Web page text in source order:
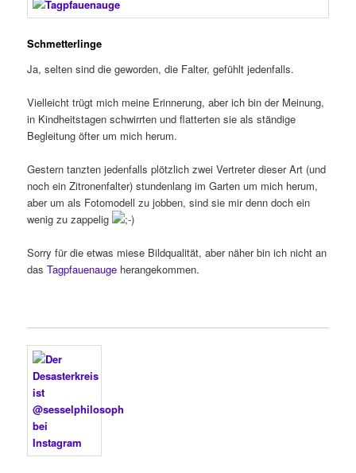
Schmetterlinge
Ja, selten sind die geworden, die Falter, gefühlt jedenfalls.
Vielleicht trügt mich meine Erinnerung, aber ich bin der Meinung,
in Kindheitstagen schwirrten und flatterten sie als ständige
Begleitung öfter um mich herum.
Gestern tanzten jedenfalls plötzlich zwei Vertreter dieser Art (und
noch ein Zitronenfalter) stundenlang im Garten um mich herum,
aber um als Fotomodell zu jobben, sind sie mir denn doch ein
wenig zu zappelig
Sorry für die etwas miese Bildqualität, aber näher bin ich nicht an
dasTagpfauenauge herangekommen.